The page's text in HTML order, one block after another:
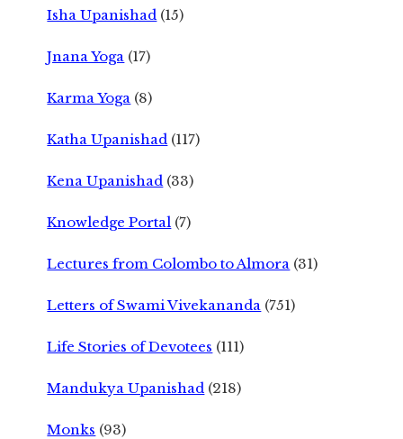
Isha Upanishad (15)
Jnana Yoga (17)
Karma Yoga (8)
Katha Upanishad (117)
Kena Upanishad (33)
Knowledge Portal (7)
Lectures from Colombo to Almora (31)
Letters of Swami Vivekananda (751)
Life Stories of Devotees (111)
Mandukya Upanishad (218)
Monks (93)